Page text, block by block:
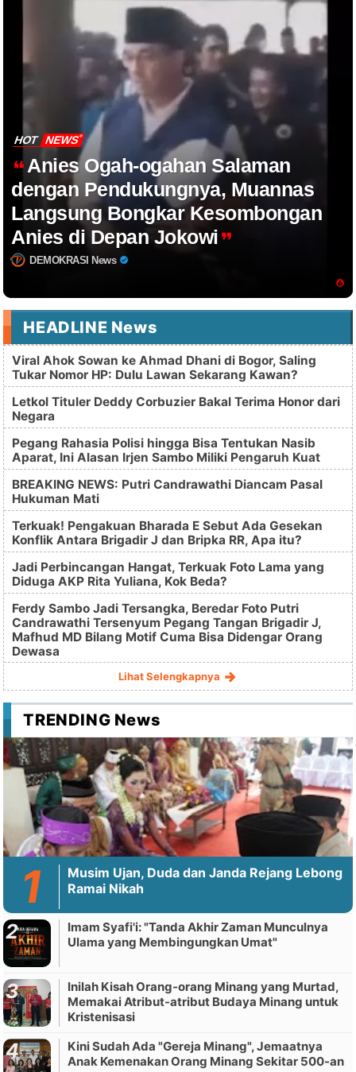
HOT NEWS
Anies Ogah-ogahan Salaman
dengan Pendukungnya, Muannas
Langsung Bongkar Kesombongan
Anies di Depan Jokowi
DEMOKRASI News
HEADLINE News
Viral Ahok Sowan ke Ahmad Dhani di Bogor, Saling
Tukar Nomor HP: Dulu Lawan Sekarang Kawan?
Letkol Tituler Deddy Corbuzier Bakal Terima Honor dari
Negara
Pegang Rahasia Polisi hingga Bisa Tentukan Nasib
Aparat, Ini Alasan Irjen Sambo Miliki Pengaruh Kuat
BREAKING NEWS: Putri Candrawathi Diancam Pasal
Hukuman Mati
Terkuak! Pengakuan Bharada E Sebut Ada Gesekan
Konflik Antara Brigadir J dan Bripka RR, Apa itu?
Jadi Perbincangan Hangat, Terkuak Foto Lama yang
Diduga AKP Rita Yuliana, Kok Beda?
Ferdy Sambo Jadi Tersangka, Beredar Foto Putri
Candrawathi Tersenyum Pegang Tangan Brigadir J,
Mafhud MD Bilang Motif Cuma Bisa Didengar Orang
Dewasa
Lihat Selengkapnya
TRENDING News
Musim Ujan, Duda dan Janda Rejang Lebong
Ramai Nikah
Imam Syafi'i: "Tanda Akhir Zaman Munculnya
Ulama yang Membingungkan Umat"
Inilah Kisah Orang-orang Minang yang Murtad,
Memakai Atribut-atribut Budaya Minang untuk
Kristenisasi
Kini Sudah Ada "Gereja Minang", Jemaatnya
Anak Kemenakan Orang Minang Sekitar 500-an